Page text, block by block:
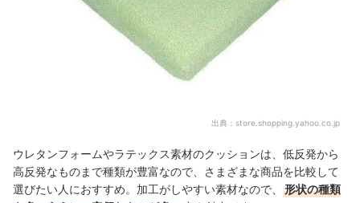
出典： store.shopping.yahoo.co.jp
ウレタンフォームやラテックス素材のクッションは、低反発から
高反発なものまで種類が豊富なので、さまざまな商品を比較して
選びたい人におすすめ。加工がしやすい素材なので、
形状の種類